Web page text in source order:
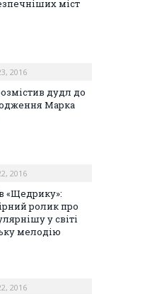
міст
2016
дудл до
Марка
2016
«Щедрику»:
ролик про
у світі
мелодію
2016